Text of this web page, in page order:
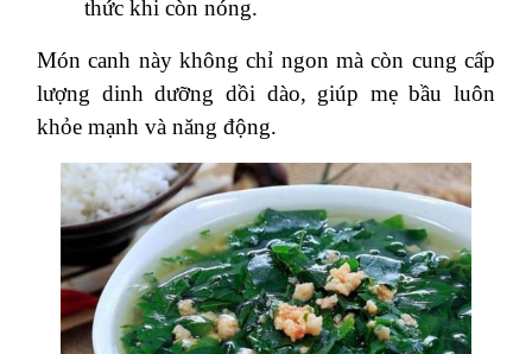
thức khi còn nóng.
Món canh này không chỉ ngon mà còn cung cấp
lượng dinh dưỡng dồi dào, giúp mẹ bầu luôn
khỏe mạnh và năng động.